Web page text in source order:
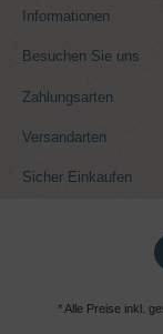
Informationen
Besuchen Sie uns
Zahlungsarten
Versandarten
Sicher Einkaufen
* Alle Preise inkl.